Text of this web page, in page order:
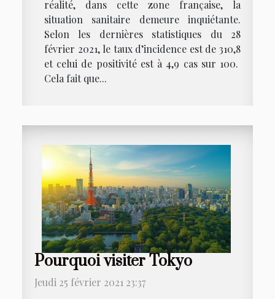
réalité, dans cette zone française, la
situation sanitaire demeure inquiétante.
Selon les dernières statistiques du 28
février 2021, le taux d’incidence est de 310,8
et celui de positivité est à 4,9 cas sur 100.
Cela fait que...
Pourquoi visiter Tokyo
Jeudi 25 février 2021 23:37